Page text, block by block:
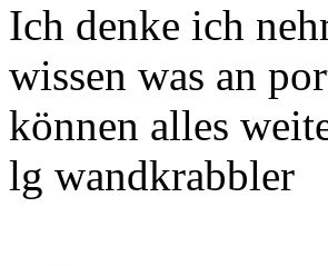
Ich denke ich
wissen was an
können alles
lg wandkrabbler